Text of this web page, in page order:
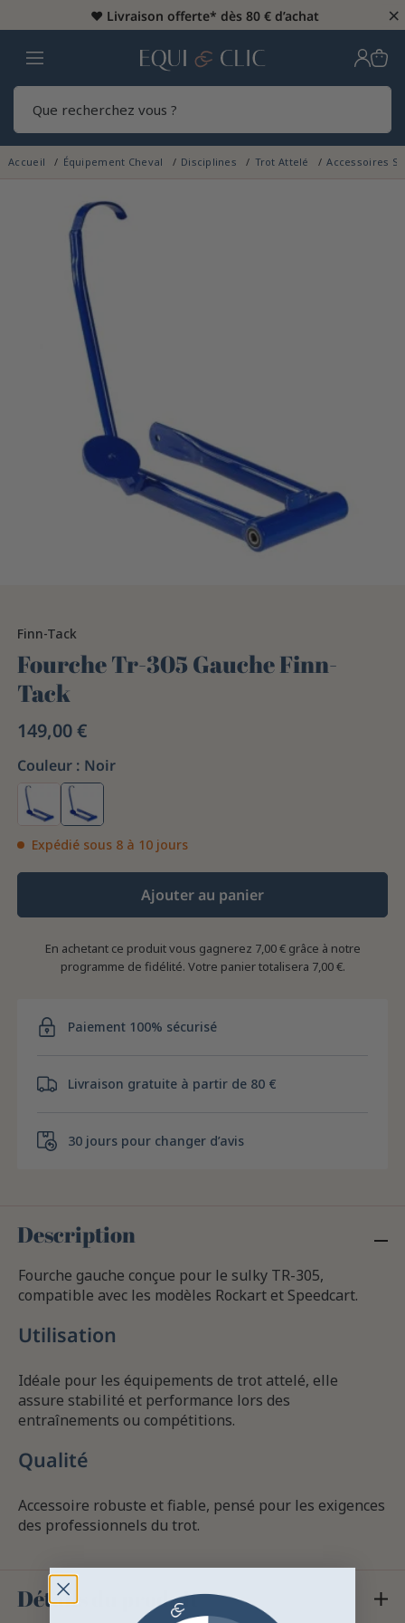
♥️ Livraison offerte* dès 80 € d’achat ×
Home
Accueil Équipement Cheval Disciplines Trot Attelé Accessoires
Finn-Tack
Fourche Tr-305 Gauche Finn-
Tack
149,00 €
Couleur : Noir
Expédié sous 8 à 10 jours
Ajouter au panier
En achetant ce produit vous gagnerez 7,00 €grâce à notre
programme de fidélité. Votre panier totalisera 7,00 €.
Paiement 100% sécurisé
Livraison gratuite à partir de 80 €
30 jours pour changer d’avis
Description
Fourche gauche conçue pour le sulky TR-305,
compatible avec les modèles Rockart et Speedcart.
Utilisation
Idéale pour les équipements de trot attelé, elle
assure stabilité et performance lors des
entraînements ou compétitions.
Qualité
Accessoire robuste et fiable, pensé pour les exigences
des professionnels du trot.
Détails du produit